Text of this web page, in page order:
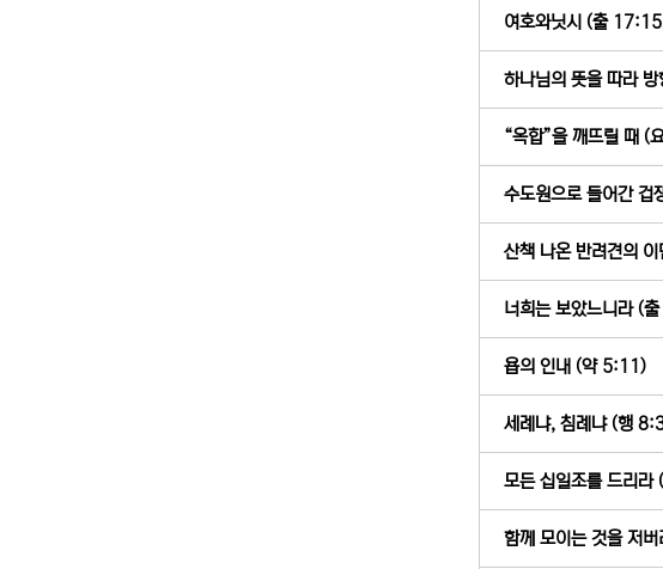
여호와닛시 (출
하나님의 뜻을 따라
“옥합”을 깨뜨릴 때 (
수도원으로 들어간
산책 나온 반려견의
너희는 보았느니라 (
욥의 인내 (약 5:11)
세례냐, 침례냐 (행
모든 십일조를 드리
함께 모이는 것을 저